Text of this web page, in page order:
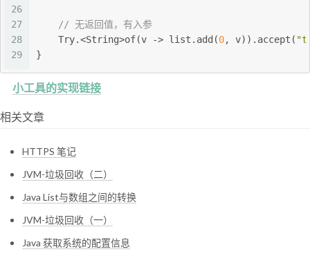
26
27
28
29
// 无返回值，有入参
    Try.<String>of(v -> list.add(
0, v)).accept(
}
小工具的实现链接
相关文章
HTTPS 笔记
JVM-垃圾回收（二）
Java List与数组之间的转换
JVM-垃圾回收（一）
Java 获取系统的配置信息